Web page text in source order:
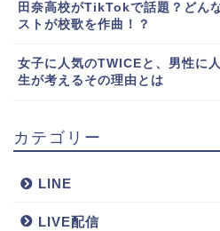
田奈高校がTikTokで話題？どん
ストが校歌を作曲！？
女子に人気のTWICEと、男性に
生が考えるその理由とは
カテゴリー
LINE
LIVE配信